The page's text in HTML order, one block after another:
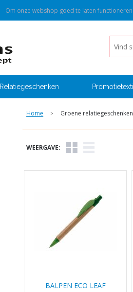
Relatiegeschenken
Home > Groene relatiegeschenken
WEERGAVE:
BALPEN ECO LEAF
Om onze webshop goed te laten